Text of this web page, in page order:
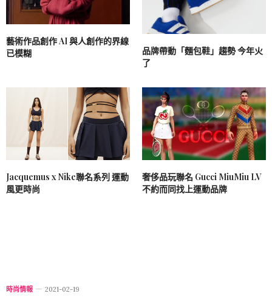
藝術作品創作 AI 與人創作的界線
已模糊
品牌帶動「麵包鞋」趨勢 今年火
了
Jacquemus x Nike聯名系列 運動
風更時尚
奢侈品玩聯名 Gucci MiuMiu LV
不約而同找上運動品牌
時尚情報 2021-02-19